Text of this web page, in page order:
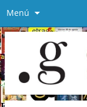
Menú